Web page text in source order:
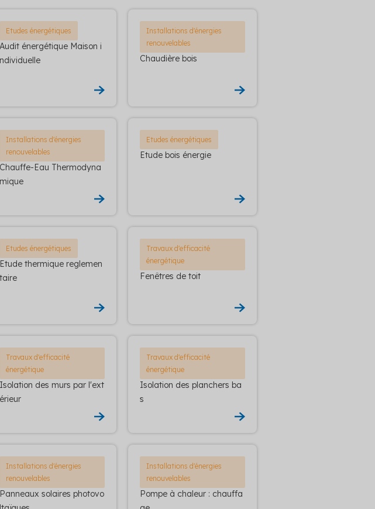
Etudes énergétiques
Audit énergétique Maison i
ndividuelle
Installations d'énergies
renouvelables
Chaudière bois
Installations d'énergies
renouvelables
Chauffe-Eau Thermodyna
mique
Etudes énergétiques
Etude bois énergie
Etudes énergétiques
Etude thermique reglemen
taire
Travaux d'efficacité
énergétique
Fenêtres de toit
Travaux d'efficacité
énergétique
Isolation des murs par l'ext
érieur
Travaux d'efficacité
énergétique
Isolation des planchers ba
s
Installations d'énergies
renouvelables
Panneaux solaires photovo
Installations d'énergies
renouvelables
Pompe à chaleur : chauffa